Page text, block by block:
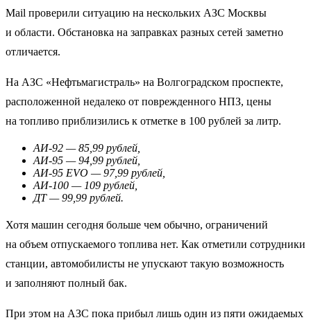
Mail проверили ситуацию на нескольких АЗС Москвы
и области. Обстановка на заправках разных сетей заметно
отличается.
На АЗС «Нефтьмагистраль» на Волгоградском проспекте,
расположенной недалеко от поврежденного НПЗ, цены
на топливо приблизились к отметке в 100 рублей за литр.
АИ-92 — 85,99 рублей,
АИ-95 — 94,99 рублей,
АИ-95 EVO — 97,99 рублей,
АИ-100 — 109 рублей,
ДТ — 99,99 рублей.
Хотя машин сегодня больше чем обычно, ограничений
на объем отпускаемого топлива нет. Как отметили сотрудники
станции, автомобилисты не упускают такую возможность
и заполняют полный бак.
При этом на АЗС пока прибыл лишь один из пяти ожидаемых